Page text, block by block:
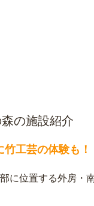
の施設紹介
工芸の体験も！
に位置する外房・